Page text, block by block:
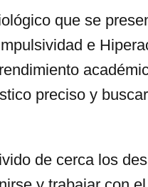
que se
e
preciso y
de cerca los